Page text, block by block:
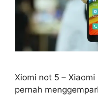
Xiomi not 5 –
pernah